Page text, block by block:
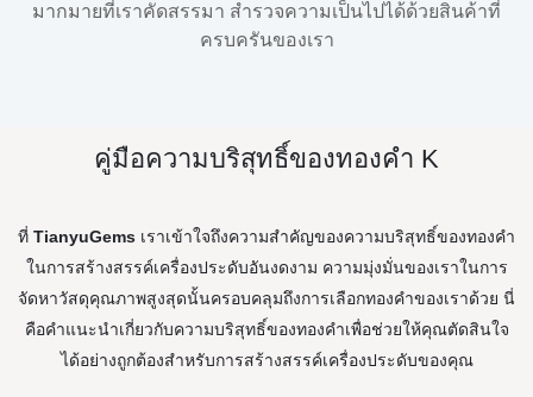
มากมายที่เราคัดสรรมา สำรวจความเป็นไปได้ด้วยสินค้าที่
ครบครันของเรา
คู่มือความบริสุทธิ์ของทองคำ K
ที่ TianyuGems เราเข้าใจถึงความสำคัญของความบริสุทธิ์ของทองคำ
ในการสร้างสรรค์เครื่องประดับอันงดงาม ความมุ่งมั่นของเราในการ
จัดหาวัสดุคุณภาพสูงสุดนั้นครอบคลุมถึงการเลือกทองคำของเราด้วย นี่
คือคำแนะนำเกี่ยวกับความบริสุทธิ์ของทองคำเพื่อช่วยให้คุณตัดสินใจ
ได้อย่างถูกต้องสำหรับการสร้างสรรค์เครื่องประดับของคุณ